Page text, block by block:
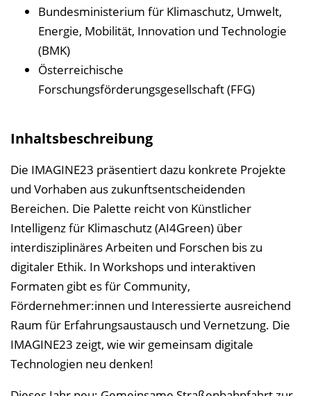
s
e
d
Bundesministerium für Klimaschutz, Umwelt,
Energie, Mobilität, Innovation und Technologie
(BMK)
Österreichische
Forschungsförderungsgesellschaft (FFG)
Inhaltsbeschreibung
Die IMAGINE23 präsentiert dazu konkrete Projekte
und Vorhaben aus zukunftsentscheidenden
Bereichen. Die Palette reicht von Künstlicher
Intelligenz für Klimaschutz (AI4Green) über
interdisziplinäres Arbeiten und Forschen bis zu
digitaler Ethik. In Workshops und interaktiven
Formaten gibt es für Community,
Fördernehmer:innen und Interessierte ausreichend
Raum für Erfahrungsaustausch und Vernetzung. Die
IMAGINE23 zeigt, wie wir gemeinsam digitale
Technologien neu denken!